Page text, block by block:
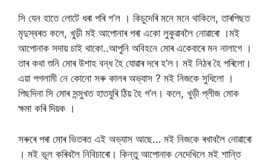
সি যেন হাতে লোটে ধৰা পৰি গ’ল । কিচুদেৰি মনে মনে থাকিলে, তাৰপিছত
মৃদুস্বৰত কলে, খুড়ী মই আপোনাৰ পৰা একো লুকুৱাবলৈ নোৱাৰো ।মই
আপোনাক সদায় চাই থাকো..আপুনি অবিহনে মোৰ একেবাৰে মন নালাগে ।
তাৰ কথা শুনি মোৰ উশাহ বন্ধ হৈ যোৱাৰ দৰে হ’ল। মই নিঠৰ হৈ পৰিলো।
এয়া পগলামী নে কোনো সৰু কালৰ অভ্যাস ? মই নিজকে সুধিলো ।
পিছদিনা সি মোৰ সন্মুখত হাতযুৰি ঠিয় হৈ গ’ল। কলে, খুড়ী প্লীজ মোক
ক্ষমা কৰি দিয়ক ।
সৰুৰে পৰা মোৰ ভিতৰত এই অভ্যাস আছে… মই নিজকে ৰখাবলৈ নোৱাৰো
। মই ভূল কৰিবলৈ নিবিচাৰো। কিন্তু আপোনাক নেদেখিলে মই শান্তি